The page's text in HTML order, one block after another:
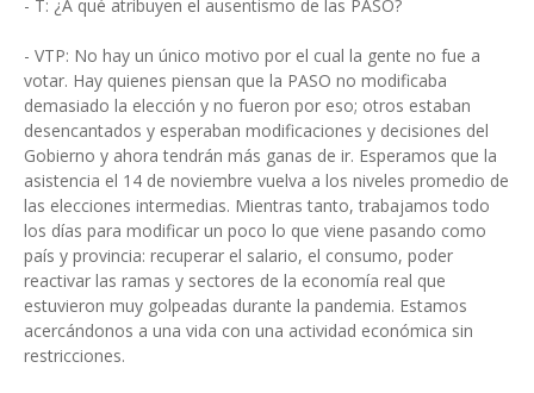
- T: ¿A qué atribuyen el ausentismo de las PASO?
- VTP: No hay un único motivo por el cual la gente no fue a
votar. Hay quienes piensan que la PASO no modificaba
demasiado la elección y no fueron por eso; otros estaban
desencantados y esperaban modificaciones y decisiones del
Gobierno y ahora tendrán más ganas de ir. Esperamos que la
asistencia el 14 de noviembre vuelva a los niveles promedio de
las elecciones intermedias. Mientras tanto, trabajamos todo
los días para modificar un poco lo que viene pasando como
país y provincia: recuperar el salario, el consumo, poder
reactivar las ramas y sectores de la economía real que
estuvieron muy golpeadas durante la pandemia. Estamos
acercándonos a una vida con una actividad económica sin
restricciones.